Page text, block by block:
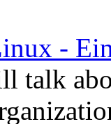
-
talk